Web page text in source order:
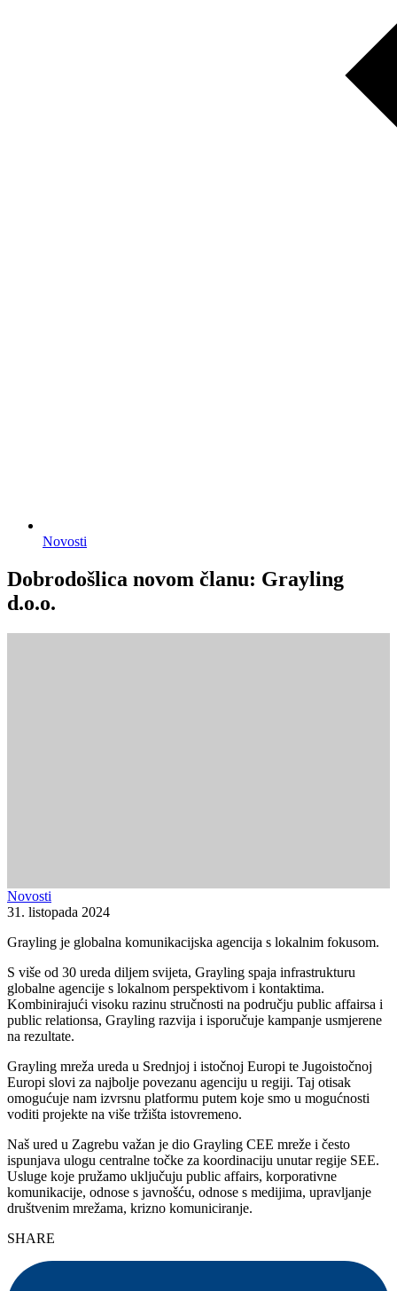
Novosti
Dobrodošlica novom članu: Grayling
d.o.o.
Novosti
31. listopada 2024
Grayling je globalna komunikacijska agencija s lokalnim fokusom.
S više od 30 ureda diljem svijeta, Grayling spaja infrastrukturu
globalne agencije s lokalnom perspektivom i kontaktima.
Kombinirajući visoku razinu stručnosti na području public affairsa i
public relationsa, Grayling razvija i isporučuje kampanje usmjerene
na rezultate.
Grayling mreža ureda u Srednjoj i istočnoj Europi te Jugoistočnoj
Europi slovi za najbolje povezanu agenciju u regiji. Taj otisak
omogućuje nam izvrsnu platformu putem koje smo u mogućnosti
voditi projekte na više tržišta istovremeno.
Naš ured u Zagrebu važan je dio Grayling CEE mreže i često
ispunjava ulogu centralne točke za koordinaciju unutar regije SEE.
Usluge koje pružamo uključuju public affairs, korporativne
komunikacije, odnose s javnošću, odnose s medijima, upravljanje
društvenim mrežama, krizno komuniciranje.
SHARE